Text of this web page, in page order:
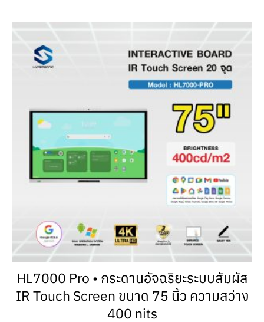
HL7000 Pro • กระดานอัจฉริยะระบบสัมผัส
IR Touch Screen ขนาด 75 นิ้ว ความสว่าง
400 nits